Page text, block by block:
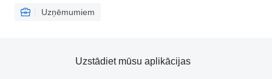
Uzņēmumiem
Uzstādiet mūsu aplikācijas